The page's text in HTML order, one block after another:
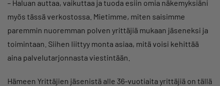
– Haluan auttaa, vaikuttaa ja tuoda esiin omia näkemyksiäni
myös tässä verkostossa. Mietimme, miten saisimme
paremmin nuoremman polven yrittäjiä mukaan jäseneksi ja
toimintaan. Siihen liittyy monta asiaa, mitä voisi kehittää
aina palvelutarjonnasta viestintään.
Hämeen Yrittäjien jäsenistä alle 36-vuotiaita yrittäjiä on tällä